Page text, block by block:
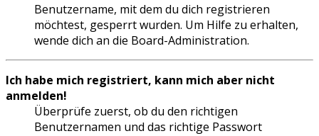
Benutzername, mit dem du dich registrieren
möchtest, gesperrt wurden. Um Hilfe zu erhalten,
wende dich an die Board-Administration.
Ich habe mich registriert, kann mich aber nicht
anmelden!
Überprüfe zuerst, ob du den richtigen
Benutzernamen und das richtige Passwort